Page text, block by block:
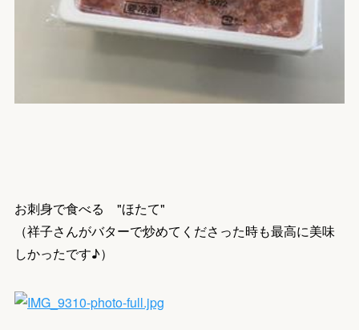
お刺身で食べる "ほたて"
（祥子さんがバターで炒めてくださった時も最高に美味
しかったです♪）